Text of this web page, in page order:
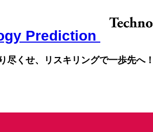
尽くせ、リスキリングで一歩先へ！